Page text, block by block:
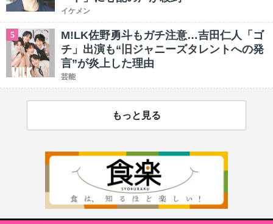
イケメン
5
M!LK佐野勇斗もガチ注意…吉田仁人「ゴ
チ」出演も“旧ジャニーズタレントへの発
言”が炎上した理由
芸能
もっと見る